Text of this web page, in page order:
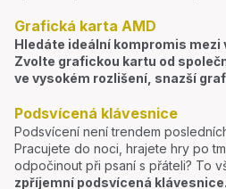
Grafická karta AMD
Hledáte ideální kompromis mezi
Zvolte grafickou kartu od
ve vysokém rozlišení, snazší
Podsvícená klávesnice
Podsvícení není trendem
Pracujete do noci, hrajete hry po
odpočinout při psaní s přáteli? To
zpříjemní podsvícená klávesnice.